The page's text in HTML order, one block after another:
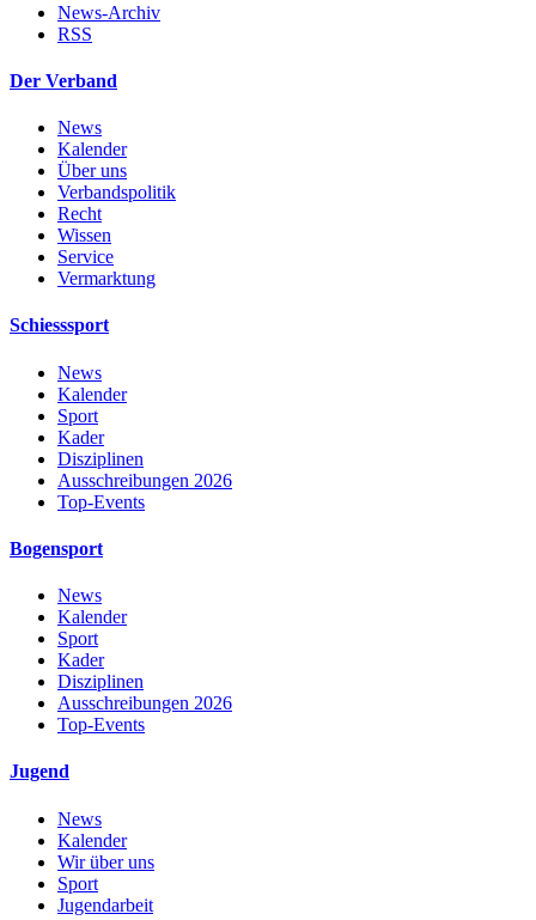
News-Archiv
RSS
Der Verband
News
Kalender
Über uns
Verbandspolitik
Recht
Wissen
Service
Vermarktung
Schiesssport
News
Kalender
Sport
Kader
Disziplinen
Ausschreibungen 2026
Top-Events
Bogensport
News
Kalender
Sport
Kader
Disziplinen
Ausschreibungen 2026
Top-Events
Jugend
News
Kalender
Wir über uns
Sport
Jugendarbeit